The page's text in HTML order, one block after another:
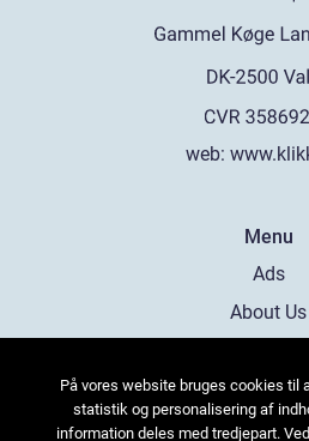
web:
Menu
Ads
About Us
Contact
Sitemap
På vores website bruges cookies til
statistik og personalisering af
information deles med tredjepart.